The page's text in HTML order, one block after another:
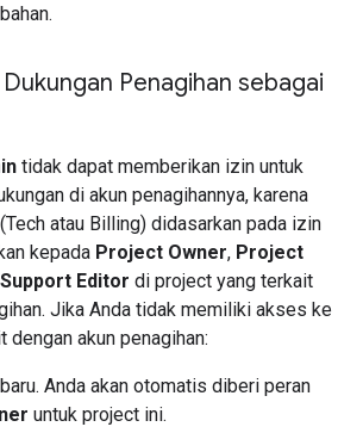
Penagihan sebagai
tidak dapat memberikan izin untuk
di akun penagihannya, karena
atau Billing) didasarkan pada izin
kepada Project Owner, Project
Editor di project yang terkait
Jika Anda tidak memiliki akses ke
akun penagihan:
Anda akan otomatis diberi peran
untuk project ini.